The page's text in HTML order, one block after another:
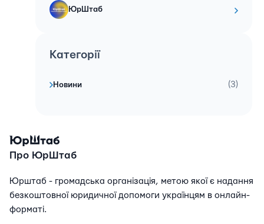
ЮрШтаб
Категорії
Новини (3)
Про ЮрШтаб
Юрштаб - громадська організація, метою якої є надання
безкоштовної юридичної допомоги українцям в онлайн-
форматі.